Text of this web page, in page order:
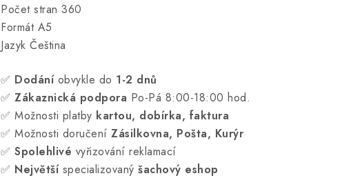
Počet stran 360
Formát A5
Jazyk Čeština
✅ Dodáníobvykle do 1-2 dnů
✅ Zákaznická podpora Po-Pá 8:00-18:00 hod.
✅ Možnosti platby kartou, dobírka, faktura
✅ Možnosti doručení Zásilkovna, Pošta, Kurýr
✅ Spolehlivé vyřizování reklamací
✅ Největšíspecializovaný šachový eshop